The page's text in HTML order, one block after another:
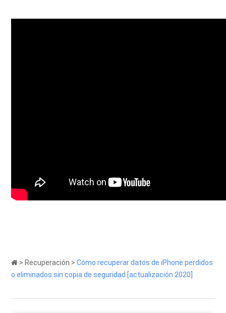
> Recuperación >Cómo recuperar datos de iPhone perdidos
o eliminados sin copia de seguridad [actualización 2020]